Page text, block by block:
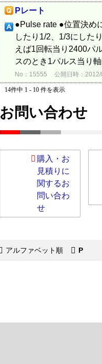
Pレート
●Pulse rate ●位置決め
したり1/2、1/3にした
えば1回転当り2400パ
スのとき1パルス当り
No：15555 公開日時：
14件中 1 - 10 件を表示
お問い合わせ
購入・お
見積りに
関するお
問い合わ
せ
アルファベット順 P